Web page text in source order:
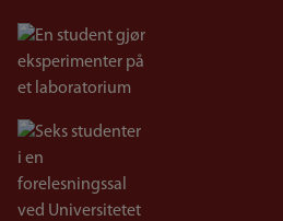
Bilde
Bilde